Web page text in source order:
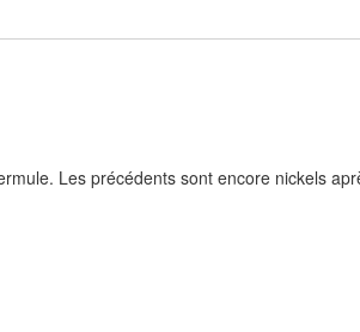
Les précédents sont encore nickels